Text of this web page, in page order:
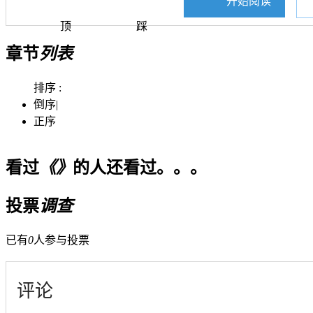
顶 踩
章节列表
排序 :
倒序|
正序
看过《》 的人还看过。。。
投票调查
已有0人参与投票
评论